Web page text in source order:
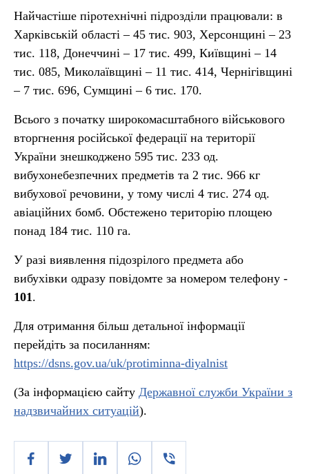
Найчастіше піротехнічні підрозділи працювали: в
Харківській області – 45 тис. 903, Херсонщині – 23
тис. 118, Донеччині – 17 тис. 499, Київщині – 14
тис. 085, Миколаївщині – 11 тис. 414, Чернігівщині
– 7 тис. 696, Сумщині – 6 тис. 170.
Всього з початку широкомасштабного військового
вторгнення російської федерації на території
України знешкоджено 595 тис. 233 од.
вибухонебезпечних предметів та 2 тис. 966 кг
вибухової речовини, у тому числі 4 тис. 274 од.
авіаційних бомб. Обстежено територію площею
понад 184 тис. 110 га.
У разі виявлення підозрілого предмета або
вибухівки одразу повідомте за номером телефону -
101.
Для отримання більш детальної інформації
перейдіть за посиланням:
https://dsns.gov.ua/uk/protiminna-diyalnist
(За інформацією сайту Державної служби України з
надзвичайних ситуацій).